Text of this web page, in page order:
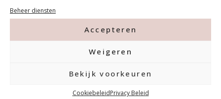
Beheer diensten
Accepteren
Weigeren
Bekijk voorkeuren
CookiebeleidPrivacy Beleid